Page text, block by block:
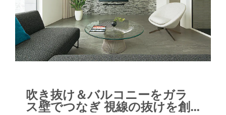
地よい木陰を作っています。オリーブの
樹はＬＤＫからも、2階のサニタリーや
バルコニーからも眺められるＳさま邸の
シンボル。屋内を移動するごとに庭の眺
きのタイルテラスも設けて、アウトドア
のくつろぎスペースに。食事をしたり、
吹き抜け＆バルコニーをガラ
ス壁でつなぎ 視線の抜けを創